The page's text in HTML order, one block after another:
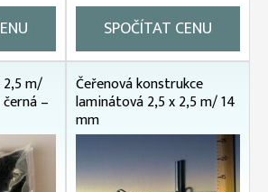
SPOČÍTAT CENU
m/
černá –
Čeřenová konstrukce
laminátová 2,5 x 2,5 m/ 14
mm